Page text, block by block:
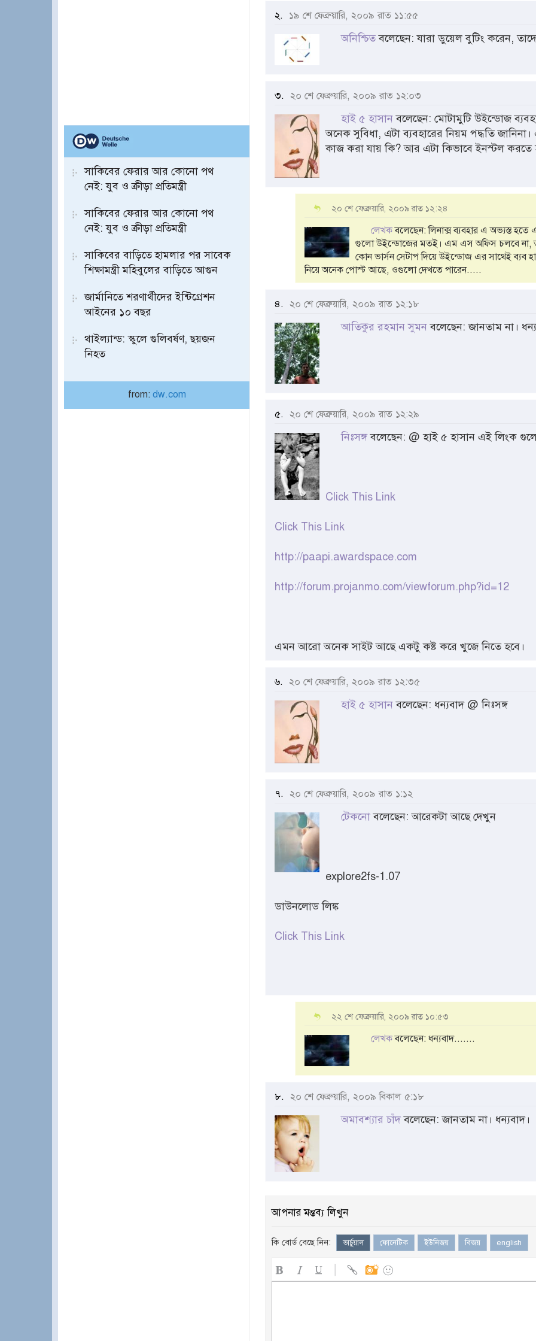
সাকিবের ফেরার আর কোনো পথ
নেই: যুব ও ক্রীড়া প্রতিমন্ত্রী
সাকিবের ফেরার আর কোনো পথ
নেই: যুব ও ক্রীড়া প্রতিমন্ত্রী
সাকিবের বাড়িতে হামলার পর সাবেক
শিক্ষামন্ত্রী মহিবুলের বাড়িতে আগুন
জার্মানিতে শরণার্থীদের ইন্টিগ্রেশন
আইনের ১০ বছর
থাইল্যান্ড: স্কুলে গুলিবর্ষণ, ছয়জন
নিহত
from: dw.com
২. ১৯ শে ফেব্রুয়ারি, ২০০৯ রাত ১১:৫৫
অনিশ্চিতবলেছেন: যারা ডুয়েল বুটিং করেন,
৩. ২০ শে ফেব্রুয়ারি, ২০০৯ রাত ১২:০৩
হাই ৫ হাসানবলেছেন: মোটামুটি উইন্ডোজ
অনেক সুবিধা, এটা ব্যবহারের নিয়ম পদ্ধতি
কাজ করা যায় কি? আর এটা কিভাবে ইনস্টল
২০ শে ফেব্রুয়ারি, ২০০৯ রাত ১২:২৪
লেখকবলেছেন: লিনাক্স ব্যবহার এ অভ্যস্ত হতে
গুলো উইন্ডোজের মতই। এম এস অফিস চলবে না,
কোন ভার্সন সেটাপ দিয়ে উইন্ডোজ এর সাথেই ব্যব
নিয়ে অনেক পোস্ট আছে, ওগুলো দেখতে পারেন.....
৪. ২০ শে ফেব্রুয়ারি, ২০০৯ রাত ১২:১৮
আতিকুর রহমান সুমনবলেছেন: জানতাম না।
৫. ২০ শে ফেব্রুয়ারি, ২০০৯ রাত ১২:২৯
নিঃসঙ্গবলেছেন: @ হাই ৫ হাসান এই লিংক
Click This Link
Click This Link
http://paapi.awardspace.com
http://forum.projanmo.com/viewforum.php?id=12
এমন আরো অনেক সাইট আছে একটু কষ্ট করে খুজে নিতে হবে।
৬. ২০ শে ফেব্রুয়ারি, ২০০৯ রাত ১২:৩৫
হাই ৫ হাসানবলেছেন: ধন্যবাদ @ নিঃসঙ্গ
৭. ২০ শে ফেব্রুয়ারি, ২০০৯ রাত ১:১২
টেকনোবলেছেন: আরেকটা আছে দেখুন
explore2fs-1.07
ডাউনলোড লিঙ্ক
Click This Link
২২ শে ফেব্রুয়ারি, ২০০৯ রাত ১০:৫৩
লেখকবলেছেন: ধন্যবাদ.......
৮. ২০ শে ফেব্রুয়ারি, ২০০৯ বিকাল ৫:১৮
অমাবশ্যার চাঁদবলেছেন: জানতাম না। ধন্যবাদ।
আপনার মন্তব্য লিখুন
কি বোর্ড বেছে নিন: ভার্চুয়াল ফোনেটিক ইউনিজয় বিজয় english